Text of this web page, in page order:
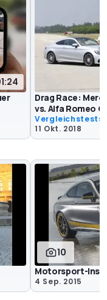
Drag Race:
vs. Alfa Romeo
Vergleichstests
11 Okt. 2018
10
Motorsport-
4 Sep. 2015